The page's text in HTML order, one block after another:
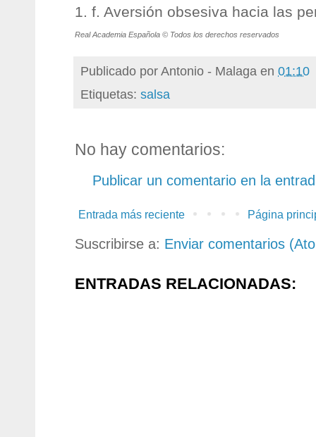
1. f. Aversión obsesiva hacia las
Real Academia Española © Todos los derechos reservados
Publicado porAntonio - Malaga en 01:10
Etiquetas: salsa
No hay comentarios:
Publicar un comentario en la
Entrada más reciente Página
Suscribirse a: Enviar comentarios
ENTRADAS RELACIONADAS: